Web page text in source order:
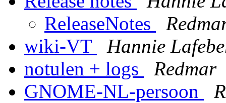
ReleaseNotes
wiki-VT
Hannie
notulen + logs
Redmar
GNOME-NL-persoon